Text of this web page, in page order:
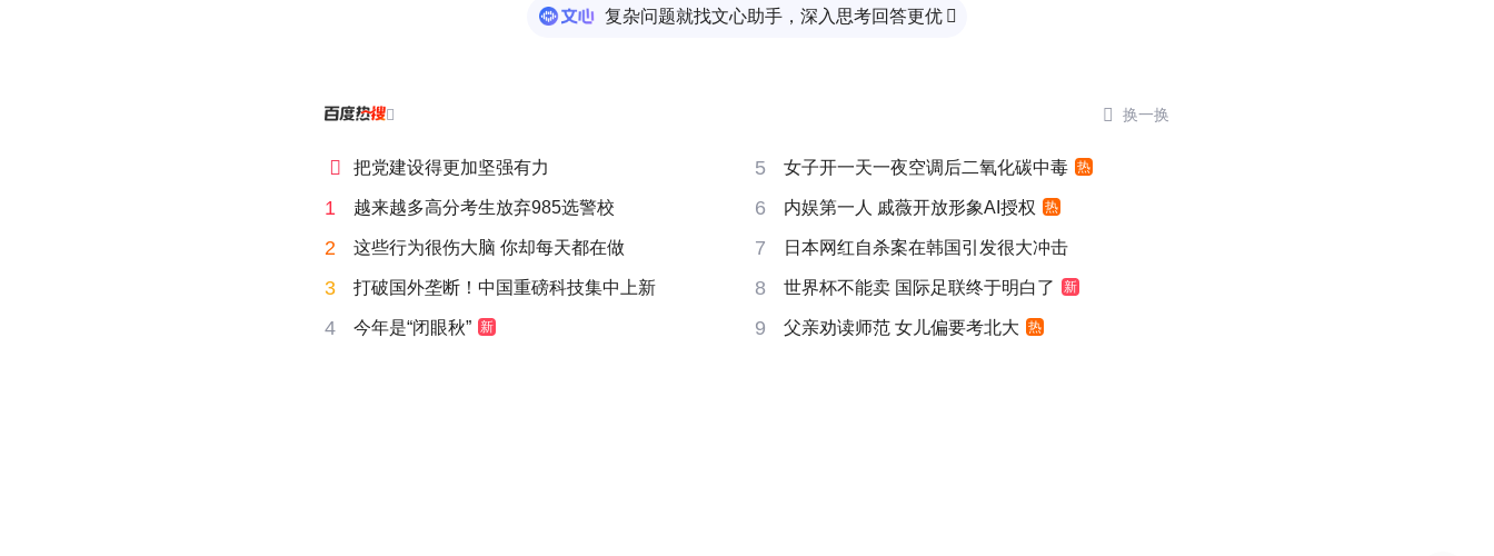
复杂问题就找文心助手，深入思考回答更优 
  换一换
 把党建设得更加坚强有力 5 女子开一天一夜空调后二氧化碳中毒 热
1 越来越多高分考生放弃985选警校 6 内娱第一人 戚薇开放形象AI授权 热
2 这些行为很伤大脑 你却每天都在做 7 日本网红自杀案在韩国引发很大冲击
3 打破国外垄断！中国重磅科技集中上新 8 世界杯不能卖 国际足联终于明白了 新
4 今年是“闭眼秋” 新 9 父亲劝读师范 女儿偏要考北大 热